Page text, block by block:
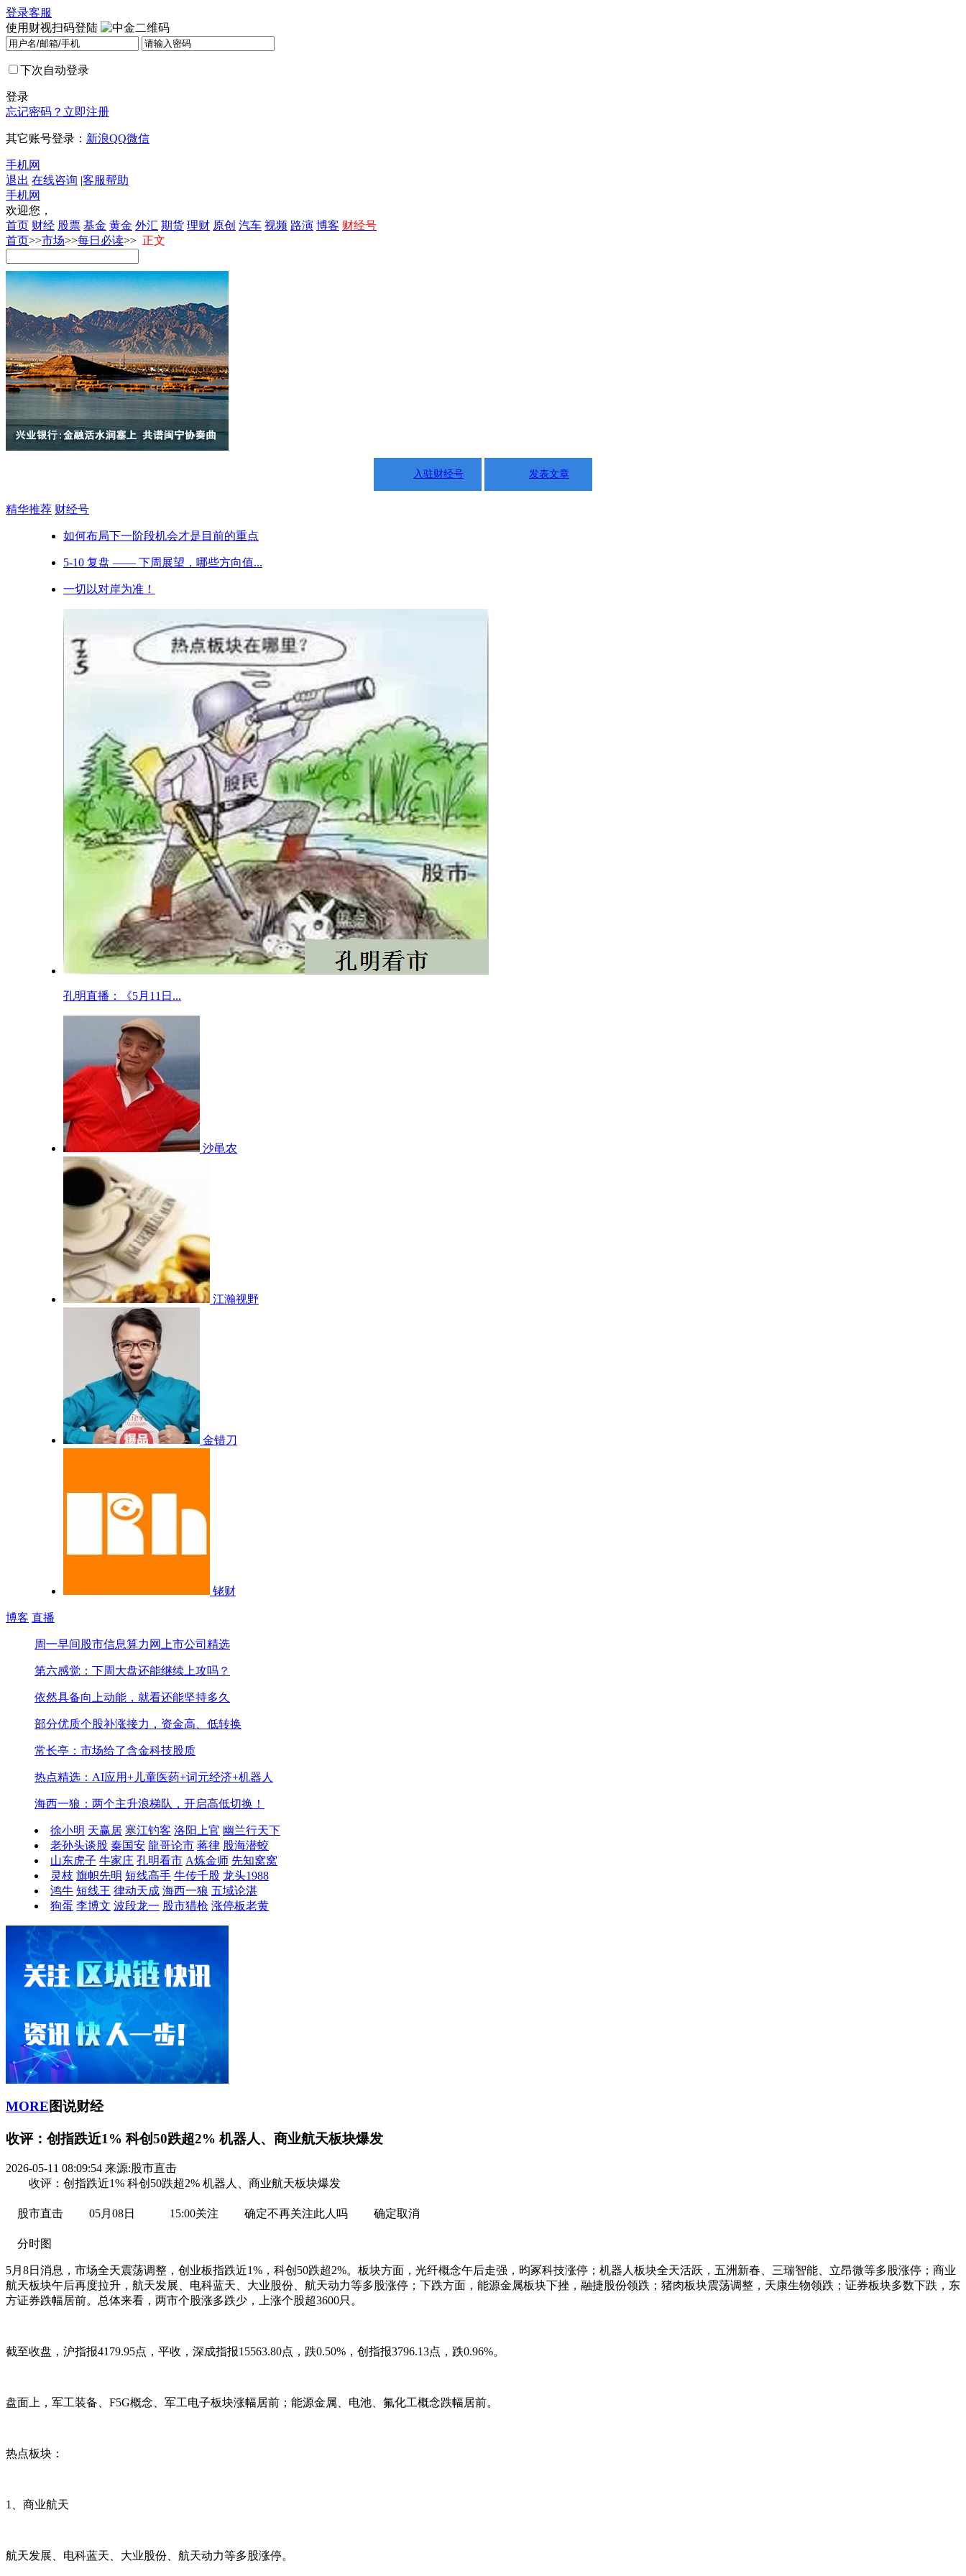
登录客服
使用财视扫码登陆
下次自动登录
登录
忘记密码？ 立即注册
其它账号登录： 新浪QQ微信
手机网
退出 在线咨询 |客服帮助
手机网
欢迎您，
首页 财经 股票 基金 黄金 外汇 期货 理财 原创 汽车 视频 路演 博客 财经号
首页>>市场>>每日必读>> 正文
入驻财经号 发表文章
精华推荐 财经号
如何布局下一阶段机会才是目前的重点
5-10 复盘 —— 下周展望，哪些方向值...
一切以对岸为准！
孔明直播：《5月11日...
沙黾农
江瀚视野
金错刀
铑财
博客 直播
周一早间股市信息算力网上市公司精选
第六感觉：下周大盘还能继续上攻吗？
依然具备向上动能，就看还能坚持多久
部分优质个股补涨接力，资金高、低转换
常长亭：市场给了含金科技股质
热点精选：AI应用+儿童医药+词元经济+机器人
海西一狼：两个主升浪梯队，开启高低切换！
徐小明 天赢居 寒江钓客 洛阳上官 幽兰行天下
老孙头谈股 秦国安 龍哥论市 蒋律 股海潜蛟
山东虎子 牛家庄 孔明看市 A炼金师 先知窝窝
灵枝 旗帜先明 短线高手 牛传千股 龙头1988
鸿牛 短线王 律动天成 海西一狼 五域论湛
狗蛋 李博文 波段龙一 股市猎枪 涨停板老黄
MORE图说财经
收评：创指跌近1% 科创50跌超2% 机器人、商业航天板块爆发
2026-05-11 08:09:54 来源:股市直击
收评：创指跌近1% 科创50跌超2% 机器人、商业航天板块爆发
股市直击 05月08日 15:00关注 确定不再关注此人吗 确定取消
分时图
5月8日消息，市场全天震荡调整，创业板指跌近1%，科创50跌超2%。板块方面，光纤概念午后走强，昀冢科技涨停；机器人板块全天活跃，五洲新春、三瑞智能、立昂微等多股涨停；商业
航天板块午后再度拉升，航天发展、电科蓝天、大业股份、航天动力等多股涨停；下跌方面，能源金属板块下挫，融捷股份领跌；猪肉板块震荡调整，天康生物领跌；证券板块多数下跌，东
方证券跌幅居前。总体来看，两市个股涨多跌少，上涨个股超3600只。
截至收盘，沪指报4179.95点，平收，深成指报15563.80点，跌0.50%，创指报3796.13点，跌0.96%。
盘面上，军工装备、F5G概念、军工电子板块涨幅居前；能源金属、电池、氟化工概念跌幅居前。
热点板块：
1、商业航天
航天发展、电科蓝天、大业股份、航天动力等多股涨停。